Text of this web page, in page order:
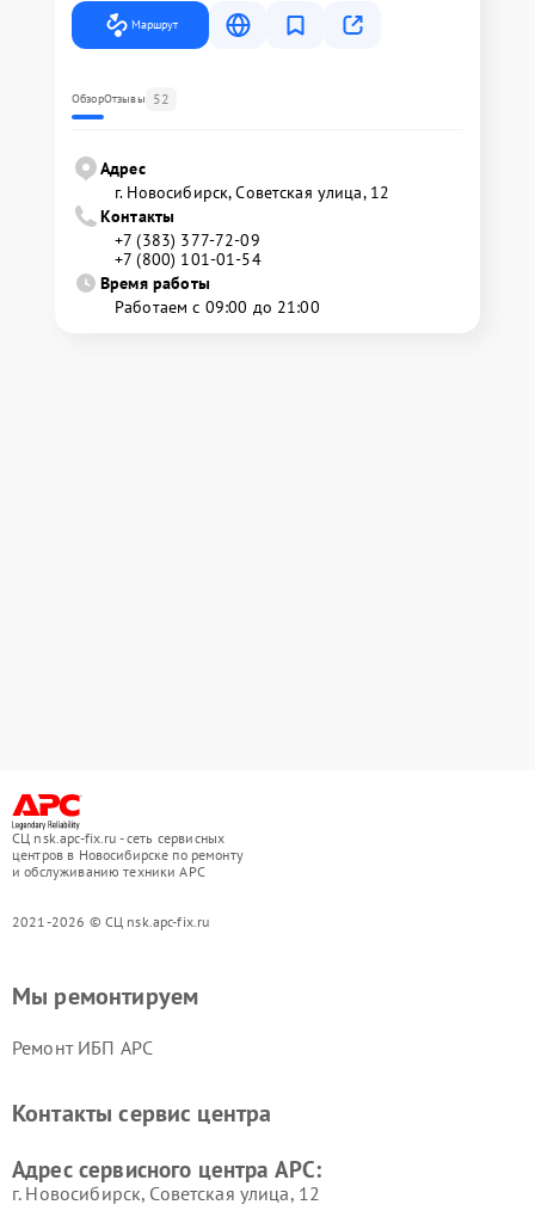
Маршрут
ОбзорОтзывы 52
Адрес
г. Новосибирск, Советская улица, 12
Контакты
+7 (383) 377-72-09
+7 (800) 101-01-54
Время работы
Работаем с 09:00 до 21:00
СЦ nsk.apc-fix.ru - сеть сервисных
центров в Новосибирске по ремонту
и обслуживанию техники APC
2021-2026 © СЦ nsk.apc-fix.ru
Мы ремонтируем
Ремонт ИБП APC
Контакты сервис центра
Адрес сервисного центра APC:
г. Новосибирск, Советская улица, 12